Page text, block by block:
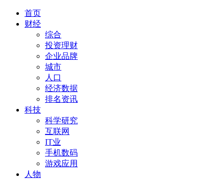
首页
财经
综合
投资理财
企业品牌
城市
人口
经济数据
排名资讯
科技
科学研究
互联网
IT业
手机数码
游戏应用
人物